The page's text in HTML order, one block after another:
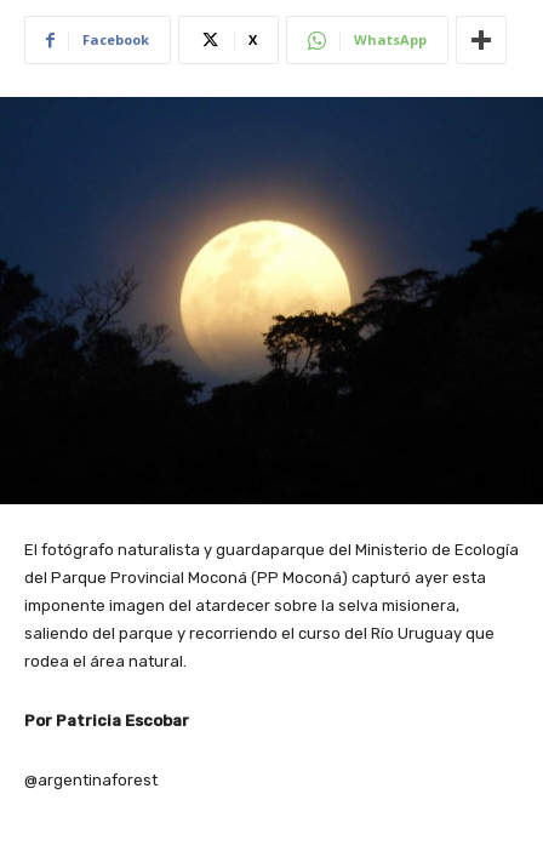
Facebook X WhatsApp
El fotógrafo naturalista y guardaparque del Ministerio de Ecología
del Parque Provincial Moconá (PP Moconá) capturó ayer esta
imponente imagen del atardecer sobre la selva misionera,
saliendo del parque y recorriendo el curso del Río Uruguay que
rodea el área natural.
Por Patricia Escobar
@argentinaforest